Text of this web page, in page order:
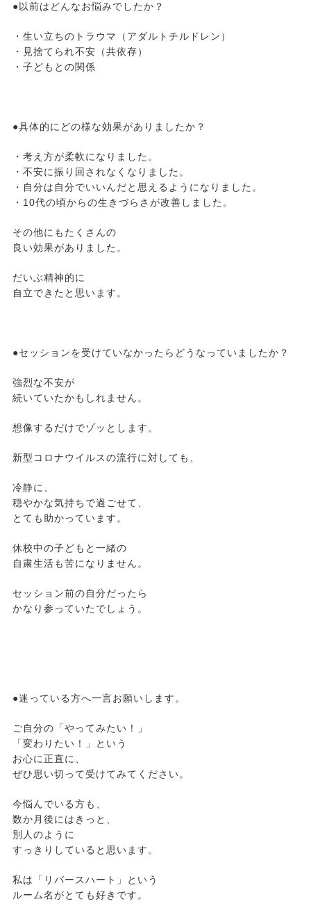
●以前はどんなお悩みでしたか？
・生い立ちのトラウマ（アダルトチルドレン）
・見捨てられ不安（共依存）
・子どもとの関係
●具体的にどの様な効果がありましたか？
・考え方が柔軟になりました。
・不安に振り回されなくなりました。
・自分は自分でいいんだと思えるようになりました。
・10代の頃からの生きづらさが改善しました。
その他にもたくさんの
良い効果がありました。
だいぶ精神的に
自立できたと思います。
●セッションを受けていなかったらどうなっていましたか？
強烈な不安が
続いていたかもしれません。
想像するだけでゾッとします。
新型コロナウイルスの流行に対しても、
冷静に、
穏やかな気持ちで過ごせて、
とても助かっています。
休校中の子どもと一緒の
自粛生活も苦になりません。
セッション前の自分だったら
かなり参っていたでしょう。
●迷っている方へ一言お願いします。
ご自分の「やってみたい！」
「変わりたい！」という
お心に正直に、
ぜひ思い切って受けてみてください。
今悩んでいる方も、
数か月後にはきっと、
別人のように
すっきりしていると思います。
私は「リバースハート」という
ルーム名がとても好きです。